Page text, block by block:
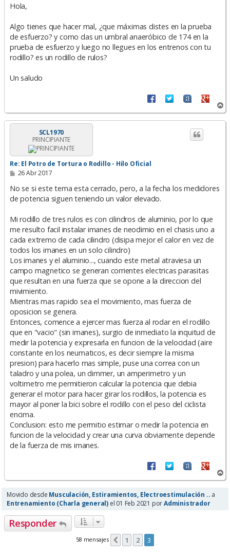
Hola,
Algo tienes que hacer mal, ¿que máximas distes en la prueba
de esfuerzo? y como das un umbral anaeróbico de 174 en la
prueba de esfuerzo y luego no llegues en los entrenos con tu
rodillo? es un rodillo de rulos?
Un saludo
r
r
SCL1970
PRINCIPIANTE
Re: El Potro de Tortura o Rodillo - Hilo Oficial
M
n
a
e
26 Abr 2017
No se si este tema esta cerrado, pero, a la fecha los medidores
de potencia siguen teniendo un valor elevado.
Mi rodillo de tres rulos es con cilindros de aluminio, por lo que
me resulto facil instalar imanes de neodimio en el chasis uno a
cada extremo de cada cilindro (disipa mejor el calor en vez de
todos los imanes en un solo cilindro)
Los imanes y el aluminio..., cuando este metal atraviesa un
campo magnetico se generan corrientes electricas parasitas
que resultan en una fuerza que se opone a la direccion del
mivimiento.
Mientras mas rapido sea el movimiento, mas fuerza de
oposicion se genera.
Entonces, comence a ejercer mas fuerza al rodar en el rodillo
que en "vacio" (sin imanes), surgio de inmediato la inquitud de
medir la potencia y expresarla en funcion de la velocidad (aire
constante en los neumaticos, es decir siempre la misma
presion) para hacerlo mas simple, puse una correa con un
taladro y una polea, un dimmer, un amperimetro y un
voltimetro me permitieron calcular la potencia que debia
generar el motor para hacer girar los rodillos, la potencia es
mayor al poner la bici sobre el rodillo con el peso del ciclista
encima.
Conclusion: esto me permitio estimar o medir la potencia en
funcion de la velocidad y crear una curva obviamente depende
de la fuerza de mis imanes.
r
Movido desde Musculación, Estiramientos, Electroestimulación .. a
Entrenamiento (Charla general) el 01 Feb 2021 porAdministrador
Responder
58 mensajes Anterior
1 2 3